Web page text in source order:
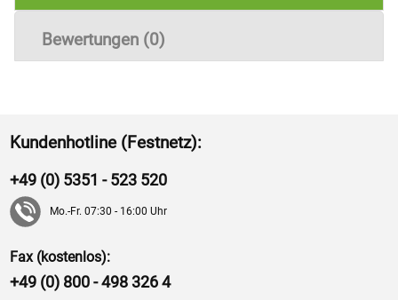
Bewertungen (0)
Kundenhotline (Festnetz):
+49 (0) 5351 - 523 520
Mo.-Fr. 07:30 - 16:00 Uhr
Fax (kostenlos):
+49 (0) 800 - 498 326 4